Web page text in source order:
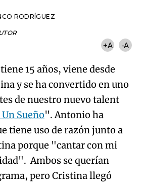
15 años, viene desde
y se ha convertido en uno
de nuestro nuevo talent
Sueño". Antonio ha
tiene uso de razón junto a
porque "cantar con mi
Ambos se querían
pero Cristina llegó
al casting.
salió mal.
please try again later.
en solitario de